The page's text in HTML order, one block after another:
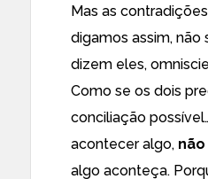
Mas as
digamos assim, não
dizem eles,
Como se os dois
conciliação
acontecer algo,
algo aconteça.